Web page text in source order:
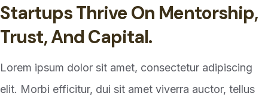
Startups Thrive On Mentorship,
Trust, And Capital.
Lorem ipsum dolor sit amet, consectetur adipiscing
elit. Morbi efficitur, dui sit amet viverra auctor, tellus